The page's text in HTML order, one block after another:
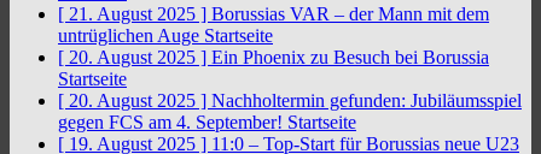
[ 21. August 2025 ] Borussias VAR – der Mann mit dem
untrüglichen Auge Startseite
[ 20. August 2025 ] Ein Phoenix zu Besuch bei Borussia
Startseite
[ 20. August 2025 ] Nachholtermin gefunden: Jubiläumsspiel
gegen FCS am 4. September! Startseite
[ 19. August 2025 ] 11:0 – Top-Start für Borussias neue U23